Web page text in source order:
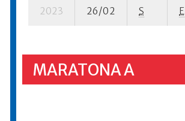
2023 26/02 S E
MARATONA A